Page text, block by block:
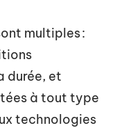
multiples :
durée, et
à tout type
technologies